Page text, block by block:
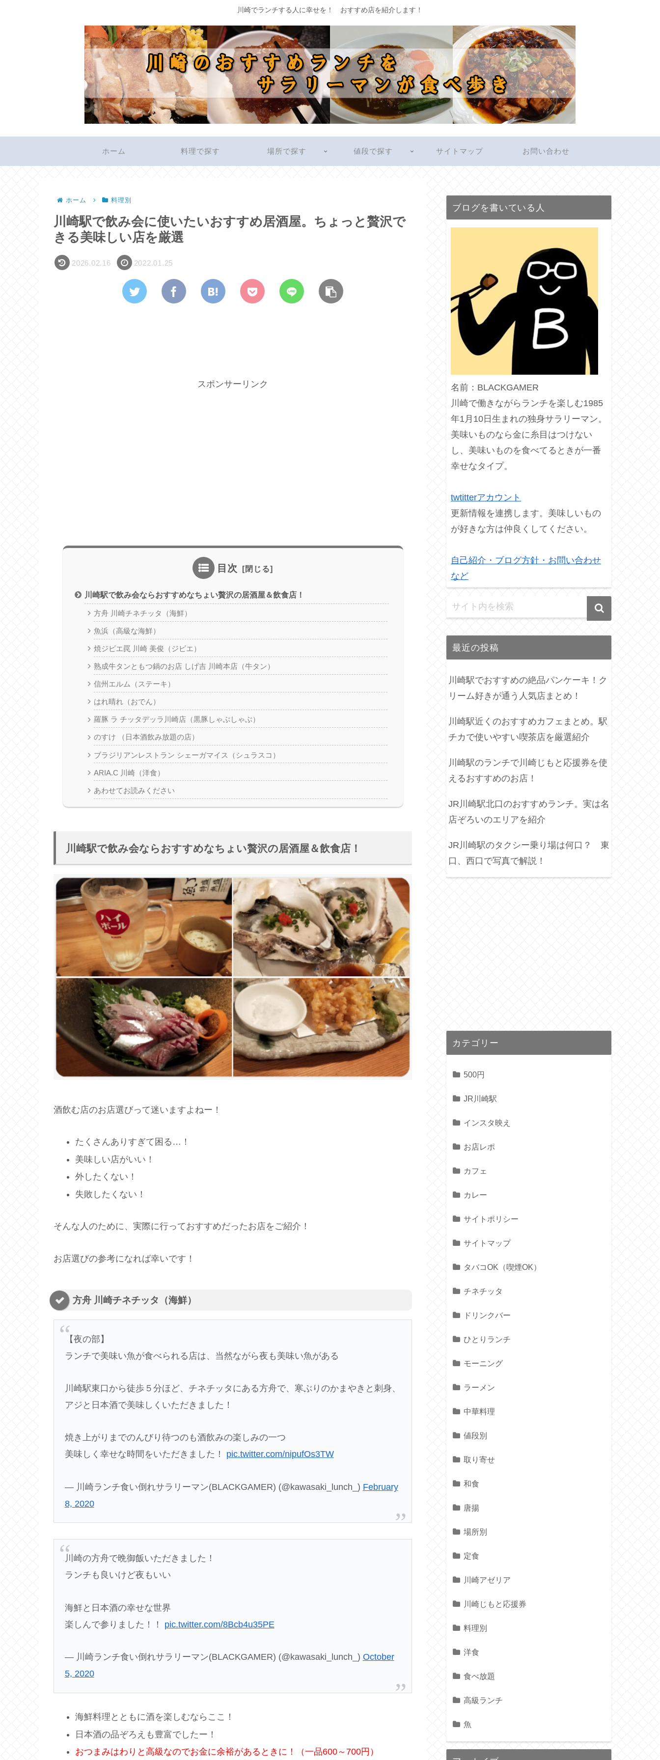
川崎でランチする人に幸せを！ おすすめ店を紹介します！
ホーム 料理で探す 場所で探す 値段で探す サイトマップ お問い合わせ
ホーム 料理別
川崎駅で飲み会に使いたいおすすめ居酒屋。ちょっと贅沢で
きる美味しい店を厳選
2026.02.16 2022.01.25
スポンサーリンク
目次
川崎駅で飲み会ならおすすめなちょい贅沢の居酒屋＆飲食店！
方舟 川崎チネチッタ（海鮮）
魚浜（高級な海鮮）
焼ジビエ罠 川崎 美俊（ジビエ）
熟成牛タンともつ鍋のお店 しげ吉 川崎本店（牛タン）
信州エルム（ステーキ）
はれ晴れ（おでん）
羅豚 ラ チッタデッラ川崎店（黒豚しゃぶしゃぶ）
のすけ （日本酒飲み放題の店）
ブラジリアンレストラン シェーガマイス（シュラスコ）
ARIA.C 川崎（洋食）
あわせてお読みください
川崎駅で飲み会ならおすすめなちょい贅沢の居酒屋＆飲食店！
酒飲む店のお店選びって迷いますよねー！
たくさんありすぎて困る…！
美味しい店がいい！
外したくない！
失敗したくない！
そんな人のために、実際に行っておすすめだったお店をご紹介！
お店選びの参考になれば幸いです！
方舟 川崎チネチッタ（海鮮）
【夜の部】
ランチで美味い魚が食べられる店は、当然ながら夜も美味い魚がある
川崎駅東口から徒歩５分ほど、チネチッタにある方舟で、寒ぶりのかまやきと刺身、
アジと日本酒で美味しくいただきました！
焼き上がりまでのんびり待つのも酒飲みの楽しみの一つ
美味しく幸せな時間をいただきました！ pic.twitter.com/nipufOs3TW
— 川崎ランチ食い倒れサラリーマン(BLACKGAMER) (@kawasaki_lunch_) February
8, 2020
川崎の方舟で晩御飯いただきました！
ランチも良いけど夜もいい
海鮮と日本酒の幸せな世界
楽しんで参りました！！ pic.twitter.com/8Bcb4u35PE
— 川崎ランチ食い倒れサラリーマン(BLACKGAMER) (@kawasaki_lunch_) October
5, 2020
海鮮料理とともに酒を楽しむならここ！
日本酒の品ぞろえも豊富でしたー！
おつまみはわりと高級なのでお金に余裕があるときに！（一品600～700円）
ブログを書いている人
名前：BLACKGAMER
川崎で働きながらランチを楽しむ1985
年1月10日生まれの独身サラリーマン。
美味いものなら金に糸目はつけない
し、美味いものを食べてるときが一番
幸せなタイプ。
twtitterアカウント
更新情報を連携します。美味しいもの
が好きな方は仲良くしてください。
自己紹介・ブログ方針・お問い合わせ
など
最近の投稿
川崎駅でおすすめの絶品パンケーキ！ク
リーム好きが通う人気店まとめ！
川崎駅近くのおすすめカフェまとめ。駅
チカで使いやすい喫茶店を厳選紹介
川崎駅のランチで川崎じもと応援券を使
えるおすすめのお店！
JR川崎駅北口のおすすめランチ。実は名
店ぞろいのエリアを紹介
JR川崎駅のタクシー乗り場は何口？ 東
口、西口で写真で解説！
カテゴリー
500円
JR川崎駅
インスタ映え
お店レポ
カフェ
カレー
サイトポリシー
サイトマップ
タバコOK（喫煙OK）
チネチッタ
ドリンクバー
ひとりランチ
モーニング
ラーメン
中華料理
値段別
取り寄せ
和食
唐揚
場所別
定食
川崎アゼリア
川崎じもと応援券
料理別
洋食
食べ放題
高級ランチ
魚